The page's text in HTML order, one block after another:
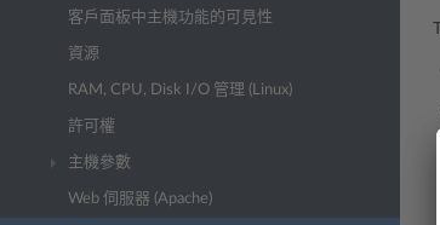
客戶面板中主機功能的可見性
資源
RAM, CPU, Disk I/O 管理 (Linux)
許可權
主機參數
Web 伺服器 (Apache)